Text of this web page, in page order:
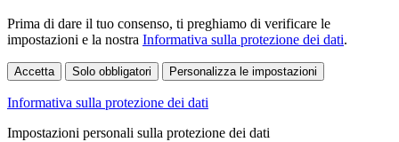
Prima di dare il tuo consenso, ti preghiamo di verificare le
impostazioni e la nostra Informativa sulla protezione dei dati.
Accetta Solo obbligatori Personalizza le impostazioni
Informativa sulla protezione dei dati
Impostazioni personali sulla protezione dei dati